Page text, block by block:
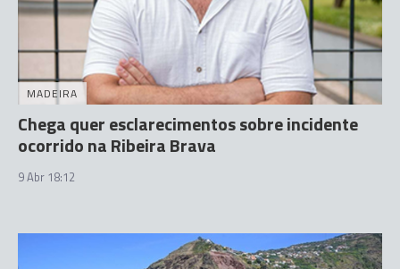
MADEIRA
Chega quer esclarecimentos sobre incidente
ocorrido na Ribeira Brava
9 Abr 18:12